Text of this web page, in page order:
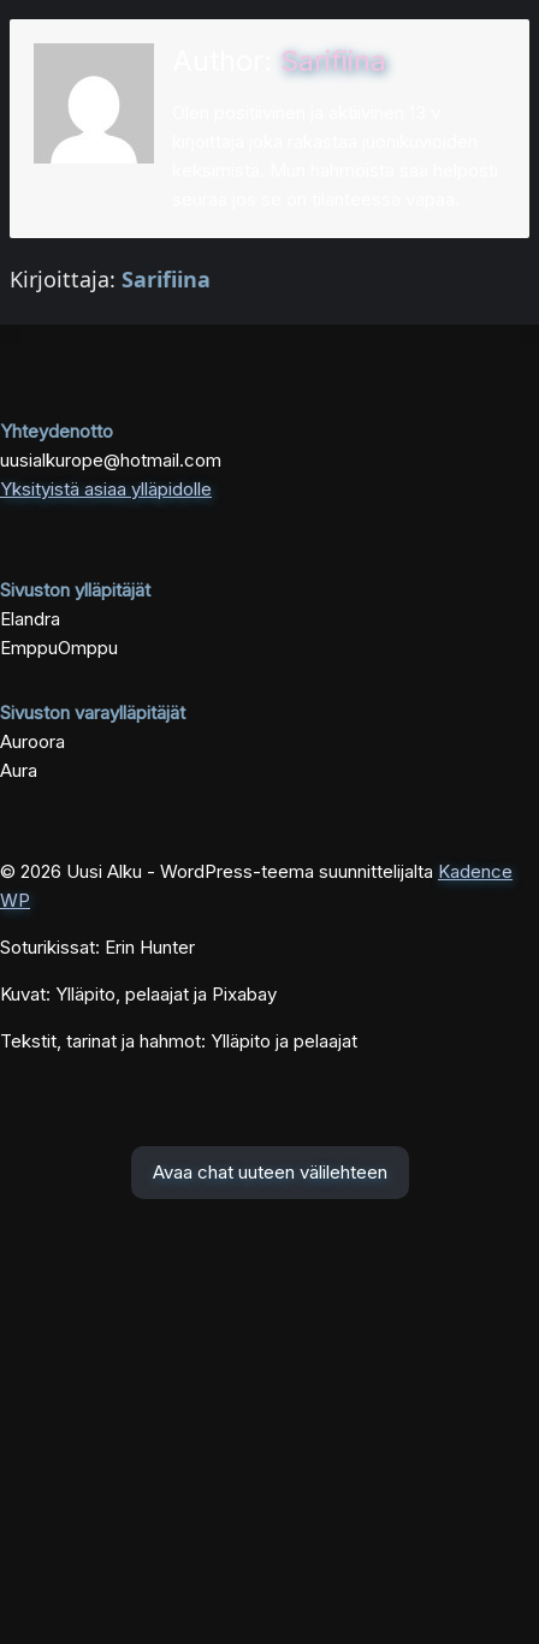
Sarifiina
Kirjoittaja: Sarifiina
Yhteydenotto
uusialkurope@hotmail.com
Yksityistä asiaa ylläpidolle
Sivuston ylläpitäjät
Elandra
EmppuOmppu
Sivuston varaylläpitäjät
Auroora
Aura
© 2026 Uusi Alku - WordPress-teema suunnittelijalta Kadence
WP
Soturikissat: Erin Hunter
Kuvat: Ylläpito, pelaajat ja Pixabay
Tekstit, tarinat ja hahmot: Ylläpito ja pelaajat
Avaa chat uuteen välilehteen